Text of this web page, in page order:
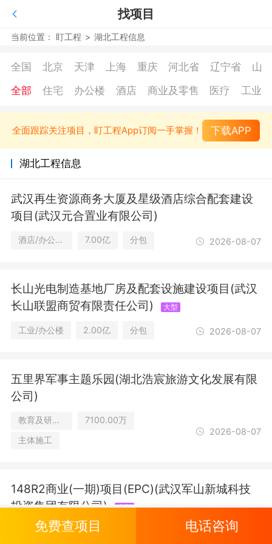
找项目
当前位置： 盯工程 > 湖北工程信息
全国 北京 天津 上海 重庆 河北省 辽宁省
山
全部
住宅 办公楼 酒店 商业及零售 医疗 工业
全面跟踪关注项目，盯工程App订阅一手掌握！ 下载APP
湖北工程信息
武汉再生资源商务大厦及星级酒店综合配套建设
项目(武汉元合置业有限公司)
酒店/办公楼/商业及零售 7.00亿 分包 2026-08-07
长山光电制造基地厂房及配套设施建设项目(武汉
长山联盟商贸有限责任公司)
大型
工业/办公楼 2.00亿 分包 2026-08-07
五里界军事主题乐园(湖北浩宸旅游文化发展有限
公司)
教育及研究设施/办公楼/文娱康乐
7100.00万
主体施工
2026-08-07
148R2商业(一期)项目(EPC)(武汉军山新城科技
投资集团有限公司)
大型
商业及零售/医疗 10.76亿 2026-08-07
免费查项目 电话咨询